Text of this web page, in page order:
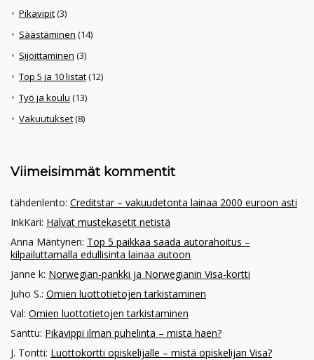
Pikavipit(3)
Säästäminen (14)
Sijoittaminen (3)
Top 5 ja 10 listat(12)
Työ ja koulu (13)
Vakuutukset(8)
Viimeisimmät kommentit
tähdenlento: Creditstar – vakuudetonta lainaa 2000 euroon asti
InkKari: Halvat mustekasetit netistä
Anna Mäntynen: Top 5 paikkaa saada autorahoitus –
kilpailuttamalla edullisinta lainaa autoon
Janne k: Norwegian-pankki ja Norwegianin Visa-kortti
Juho S.: Omien luottotietojen tarkistaminen
Val: Omien luottotietojen tarkistaminen
Santtu: Pikavippi ilman puhelinta – mistä haen?
J. Tontti: Luottokortti opiskelijalle – mistä opiskelijan Visa?